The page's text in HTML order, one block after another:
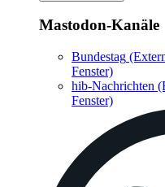
Mastodon-Kanäle
Bundestag
Fenster)
hib-Nachrichten
Fenster)